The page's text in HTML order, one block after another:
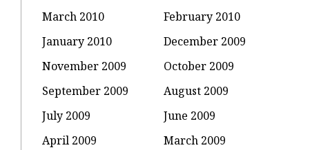
March 2010
February 2010
January 2010
December 2009
November 2009
October 2009
September 2009
August 2009
July 2009
June 2009
April 2009
March 2009